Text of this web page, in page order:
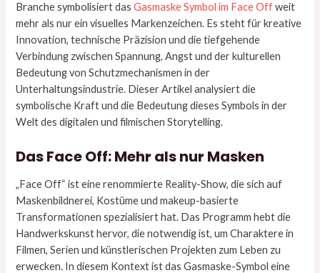
Branche symbolisiert dasGasmaske Symbol im Face Offweit
mehr als nur ein visuelles Markenzeichen. Es steht für kreative
Innovation, technische Präzision und die tiefgehende
Verbindung zwischen Spannung, Angst und der kulturellen
Bedeutung von Schutzmechanismen in der
Unterhaltungsindustrie. Dieser Artikel analysiert die
symbolische Kraft und die Bedeutung dieses Symbols in der
Welt des digitalen und filmischen Storytelling.
Das Face Off: Mehr als nur Masken
„Face Off“ ist eine renommierte Reality-Show, die sich auf
Maskenbildnerei, Kostüme und makeup-basierte
Transformationen spezialisiert hat. Das Programm hebt die
Handwerkskunst hervor, die notwendig ist, um Charaktere in
Filmen, Serien und künstlerischen Projekten zum Leben zu
erwecken. In diesem Kontext ist das Gasmaske-Symbol eine